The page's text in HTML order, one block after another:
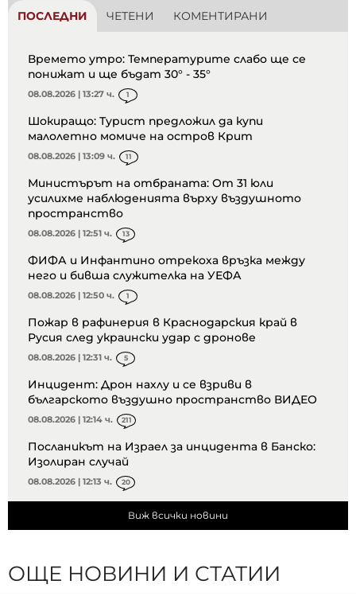
ПОСЛЕДНИ ЧЕТЕНИ КОМЕНТИРАНИ
Времето утро: Температурите слабо ще се
понижат и ще бъдат 30° - 35°
08.08.2026 | 13:27 ч. 1
Шокиращо: Турист предложил да купи
малолетно момиче на остров Крит
08.08.2026 | 13:09 ч. 11
Министърът на отбраната: От 31 юли
усилихме наблюденията върху въздушното
пространство
08.08.2026 | 12:51 ч. 13
ФИФА и Инфантино отрекоха връзка между
него и бивша служителка на УЕФА
08.08.2026 | 12:50 ч. 1
Пожар в рафинерия в Краснодарския край в
Русия след украински удар с дронове
08.08.2026 | 12:31 ч. 5
Инцидент: Дрон нахлу и се взриви в
българското въздушно пространство ВИДЕО
08.08.2026 | 12:14 ч. 211
Посланикът на Израел за инцидента в Банско:
Изолиран случай
08.08.2026 | 12:13 ч. 20
Виж всички новини
ОЩЕ НОВИНИ И СТАТИИ